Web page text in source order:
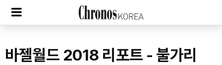
바젤월드 2018 리포트 - 불가리